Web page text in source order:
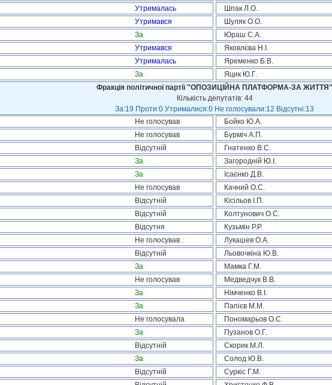
Утрималась Шпак Л.О.
Утримався Шуляк О.О.
За Юраш С.А.
Утримався Яковлєва Н.І.
Утрималась Яременко Б.В.
За Яцик Ю.Г.
Фракція політичної партії "ОПОЗИЦІЙНА ПЛАТФОРМА-ЗА ЖИТТЯ"
Кількість депутатів: 44
За:19 Проти:0 Утрималися:0 Не голосували:12 Відсутні:13
Не голосував Бойко Ю.А.
Не голосував Бурміч А.П.
Відсутній Гнатенко В.С.
За Загородній Ю.І.
За Ісаєнко Д.В.
Не голосував Качний О.С.
Відсутній Кісільов І.П.
Відсутній Колтунович О.С.
Відсутня Кузьмін Р.Р.
Не голосував Лукашев О.А.
Відсутній Льовочкіна Ю.В.
За Мамка Г.М.
Не голосував Медведчук В.В.
За Німченко В.І.
За Папієв М.М.
Не голосувала Пономарьов О.С.
За Пузанов О.Г.
Відсутній Скорик М.Л.
За Солод Ю.В.
Відсутній Суркіс Г.М.